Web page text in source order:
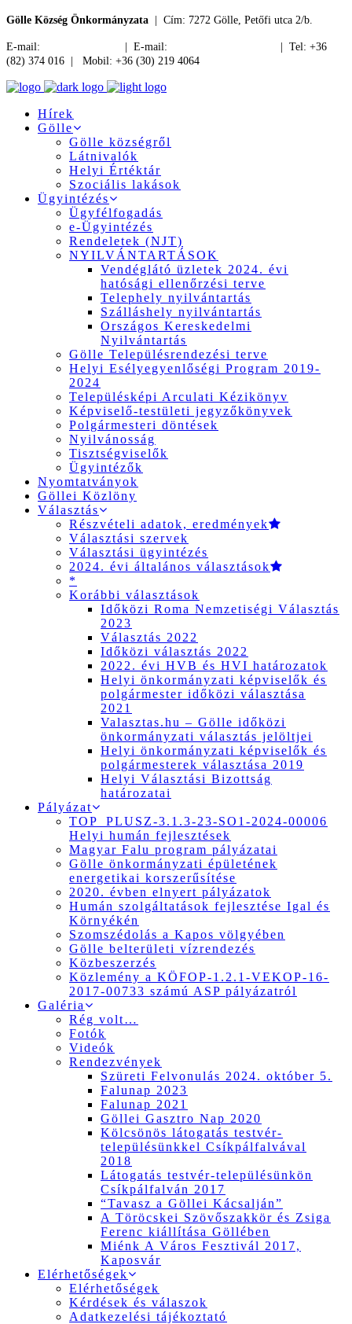
Gölle Község Önkormányzata | Cím: 7272 Gölle, Petőfi utca 2/b.
E-mail: | E-mail:
| Tel: +36
(82) 374 016 | Mobil: +36 (30) 219 4064
Hírek
Gölle
Gölle községről
Látnivalók
Helyi Értéktár
Szociális lakások
Ügyintézés
Ügyfélfogadás
e-Ügyintézés
Rendeletek (NJT)
NYILVÁNTARTÁSOK
Vendéglátó üzletek 2024. évi
hatósági ellenőrzési terve
Telephely nyilvántartás
Szálláshely nyilvántartás
Országos Kereskedelmi
Nyilvántartás
Gölle Településrendezési terve
Helyi Esélyegyenlőségi Program 2019-
2024
Településképi Arculati Kézikönyv
Képviselő-testületi jegyzőkönyvek
Polgármesteri döntések
Nyilvánosság
Tisztségviselők
Ügyintézők
Nyomtatványok
Göllei Közlöny
Választás
Részvételi adatok, eredmények
Választási szervek
Választási ügyintézés
2024. évi általános választások
*
Korábbi választások
Időközi Roma Nemzetiségi Választás
2023
Választás 2022
Időközi választás 2022
2022. évi HVB és HVI határozatok
Helyi önkormányzati képviselők és
polgármester időközi választása
2021
Valasztas.hu – Gölle időközi
önkormányzati választás jelöltjei
Helyi önkormányzati képviselők és
polgármesterek választása 2019
Helyi Választási Bizottság
határozatai
Pályázat
TOP_PLUSZ-3.1.3-23-SO1-2024-00006
Helyi humán fejlesztések
Magyar Falu program pályázatai
Gölle önkormányzati épületének
energetikai korszerűsítése
2020. évben elnyert pályázatok
Humán szolgáltatások fejlesztése Igal és
Környékén
Szomszédolás a Kapos völgyében
Gölle belterületi vízrendezés
Közbeszerzés
Közlemény a KÖFOP-1.2.1-VEKOP-16-
2017-00733 számú ASP pályázatról
Galéria
Rég volt…
Fotók
Videók
Rendezvények
Szüreti Felvonulás 2024. október 5.
Falunap 2023
Falunap 2021
Göllei Gasztro Nap 2020
Kölcsönös látogatás testvér-
településünkkel Csíkpálfalvával
2018
Látogatás testvér-településünkön
Csíkpálfalván 2017
“Tavasz a Göllei Kácsalján”
A Töröcskei Szövőszakkör és Zsiga
Ferenc kiállítása Göllében
Miénk A Város Fesztivál 2017,
Kaposvár
Elérhetőségek
Elérhetőségek
Kérdések és válaszok
Adatkezelési tájékoztató